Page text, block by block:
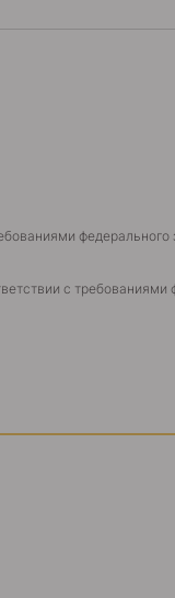
федерального
с требованиями